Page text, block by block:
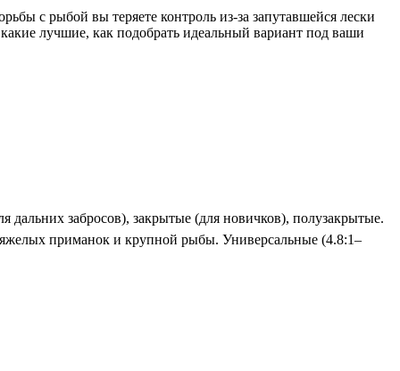
с рыбой вы теряете контроль из-за запутавшейся лески
лучшие, как подобрать идеальный вариант под ваши
забросов), закрытые (для новичков), полузакрытые.
приманок и крупной рыбы. Универсальные (4.8:1–